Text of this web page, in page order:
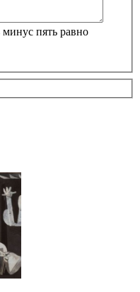
пять равно